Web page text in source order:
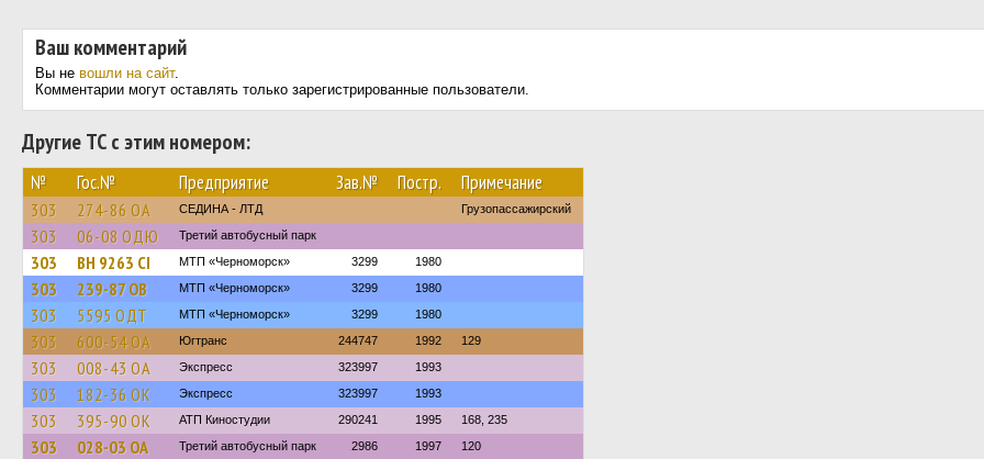
Ваш комментарий
Вы не вошли на сайт.
Комментарии могут оставлять только зарегистрированные пользователи.
Другие ТС с этим номером:
№ Гос.№ Предприятие Зав.№ Постр. Примечание
303 274-86 ОА СЕДИНА - ЛТД Грузопассажирский
303 06-08 ОДЮ Третий автобусный парк
303 BH 9263 CI МТП «Черноморск» 3299 1980
303 239-87 ОВ МТП «Черноморск» 3299 1980
303 5595 ОДТ МТП «Черноморск» 3299 1980
303 600-54 ОА Югтранс 244747 1992 129
303 008-43 ОА Экспресс 323997 1993
303 182-36 ОК Экспресс 323997 1993
303 395-90 ОК АТП Киностудии 290241 1995 168, 235
303 028-03 ОА Третий автобусный парк 2986 1997 120